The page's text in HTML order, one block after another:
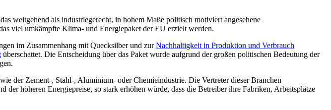
weitgehend als industriegerecht, in hohem Maße politisch motiviert angesehene
viel umkämpfte Klima- und Energiepaket der EU erzielt werden.
im Zusammenhang mit Quecksilber und zurNachhaltigkeit in Produktion und Verbrauch
überschattet. Die Entscheidung über das Paket wurde aufgrund der großen politischen Bedeutung der
der Zement-, Stahl-, Aluminium- oder Chemieindustrie. Die Vertreter dieser Branchen
der höheren Energiepreise, so stark erhöhen würde, dass die Betreiber ihre Fabriken, Arbeitsplätze